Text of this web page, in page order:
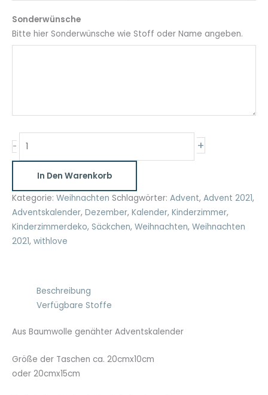
Sonderwünsche
Bitte hier Sonderwünsche wie Stoff oder Name angeben.
-
dunkelblau
Menge
+
In Den Warenkorb
Kategorie: Weihnachten Schlagwörter: Advent, Advent 2021,
Adventskalender, Dezember, Kalender, Kinderzimmer,
Kinderzimmerdeko, Säckchen, Weihnachten, Weihnachten
2021, withlove
Beschreibung
Verfügbare Stoffe
Aus Baumwolle genähter Adventskalender
Größe der Taschen ca. 20cmx10cm
oder 20cmx15cm